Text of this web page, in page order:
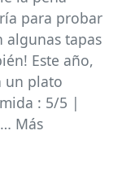
para probar
algunas tapas
Este año,
un plato
: 5/5 |
Más